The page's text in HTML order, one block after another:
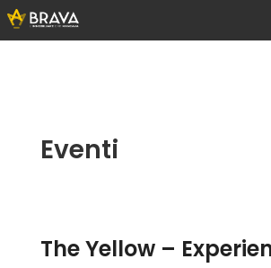
Vai
al
contenuto
Eventi
The Yellow –